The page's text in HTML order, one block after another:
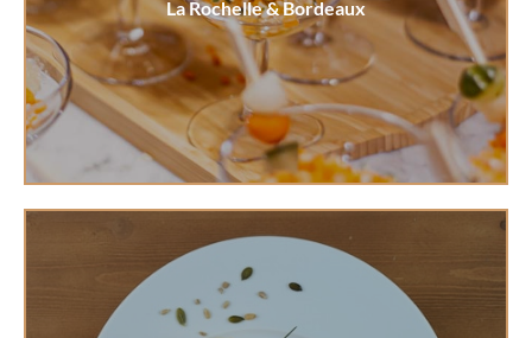
La Rochelle & Bordeaux